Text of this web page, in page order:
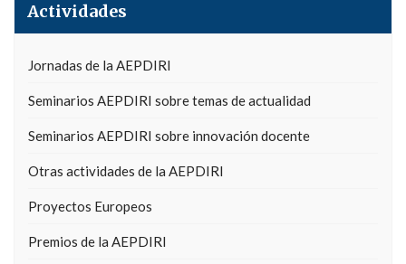
Actividades
Jornadas de la AEPDIRI
Seminarios AEPDIRI sobre temas de actualidad
Seminarios AEPDIRI sobre innovación docente
Otras actividades de la AEPDIRI
Proyectos Europeos
Premios de la AEPDIRI